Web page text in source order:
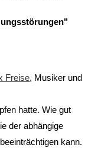
Freise, Musiker und
hatte. Wie gut
der abhängige
kann.